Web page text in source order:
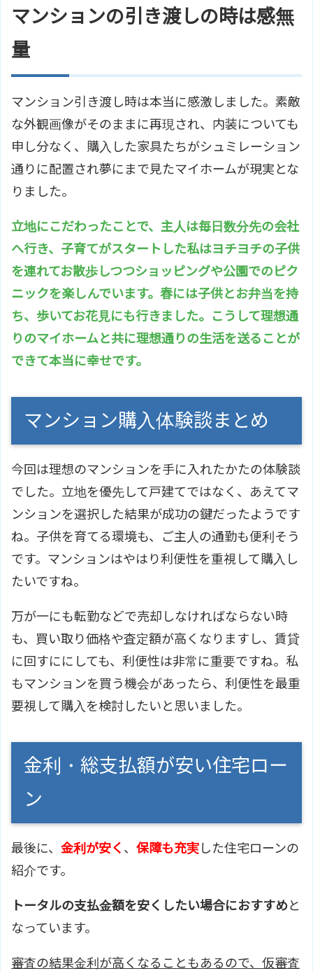
マンションの引き渡しの時は感無
量
マンション引き渡し時は本当に感激しました。素敵
な外観画像がそのままに再現され、内装についても
申し分なく、購入した家具たちがシュミレーション
通りに配置され夢にまで見たマイホームが現実とな
りました。
立地にこだわったことで、主人は毎日数分先の会社
へ行き、子育てがスタートした私はヨチヨチの子供
を連れてお散歩しつつショッピングや公園でのピク
ニックを楽しんでいます。春には子供とお弁当を持
ち、歩いてお花見にも行きました。こうして理想通
りのマイホームと共に理想通りの生活を送ることが
できて本当に幸せです。
マンション購入体験談まとめ
今回は理想のマンションを手に入れたかたの体験談
でした。立地を優先して戸建てではなく、あえてマ
ンションを選択した結果が成功の鍵だったようです
ね。子供を育てる環境も、ご主人の通勤も便利そう
です。マンションはやはり利便性を重視して購入し
たいですね。
万が一にも転勤などで売却しなければならない時
も、買い取り価格や査定額が高くなりますし、賃貸
に回すににしても、利便性は非常に重要ですね。私
もマンションを買う機会があったら、利便性を最重
要視して購入を検討したいと思いました。
金利・総支払額が安い住宅ロー
ン
最後に、 金利が安く 、 保障も充実した住宅ローンの
紹介です。
トータルの支払金額を安くしたい場合におすすめと
なっています。
審査の結果金利が高くなることもあるので、仮審査